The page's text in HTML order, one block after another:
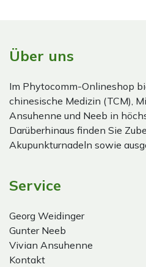
Über uns
Im Phytocomm-Onlineshop
chinesische Medizin (TCM),
Ansuhenne und Neeb in
Darüberhinaus finden Sie
Akupunkturnadeln sowie
Service
Georg Weidinger
Gunter Neeb
Vivian Ansuhenne
Kontakt